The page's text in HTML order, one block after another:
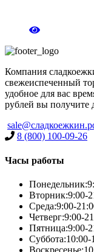
Компания
свежеиспеченный
удобное для вас
рублей вы получите
8 (800) 100-09-26
Часы работы
Понедельник:
Вторник:9:00-
Среда:9:00-
Четверг:9:00-
Пятница:9:00-
Суббота:10:00-
Воскресенье: